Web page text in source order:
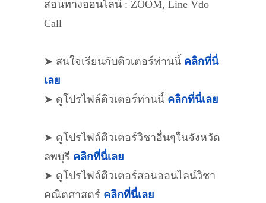
สอนทางออนไลน์ : ZOOM, Line Vdo
Call
➤ สนใจเรียนกับติวเตอร์ท่านนี้ คลิกที่นี่
เลย
➤ ดูโปรไฟล์ติวเตอร์ท่านนี้ คลิกที่นี่เลย
➤ ดูโปรไฟล์ติวเตอร์วิชาอื่นๆในจังหวัด
ลพบุรี คลิกที่นี่เลย
➤ ดูโปรไฟล์ติวเตอร์สอนออนไลน์วิชา
คณิตศาสตร์ คลิกที่นี่เลย